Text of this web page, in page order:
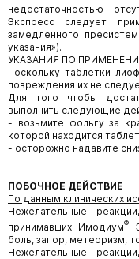
недостаточностью
Экспресс следует
замедленного
указания»).
УКАЗАНИЯ ПО
Поскольку таблетки-
повреждения их не
Для того чтобы
выполнить следующие
- возьмите фольгу за
которой находится
- осторожно надавите
ПОБОЧНОЕ ДЕЙСТВИЕ
По данным клинических
Нежелательные
принимавших Имодиум®
боль, запор, метеоризм,
Нежелательные